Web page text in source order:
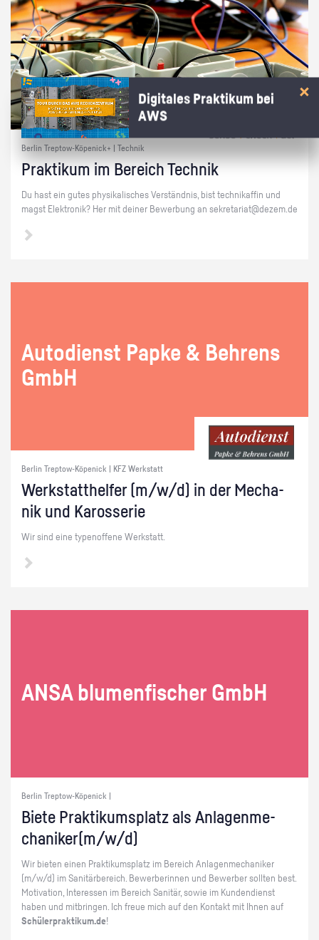
Berlin Treptow-Köpenick+ | Technik
Prak­ti­kum im Be­reich Tech­nik
Du hast ein gutes phy­si­ka­li­sches Ver­ständ­nis, bist tech­ni­kaf­fin und
magst Elek­tro­nik? Her mit dei­ner Be­wer­bung an se­kre­ta­ri­at@​dezem.​de
Au­to­dienst Papke & Beh­rens
GmbH
Berlin Treptow-Köpenick | KFZ Werkstatt
Werk­statt­hel­fer (m/w/d) in der Me­cha­
nik und Ka­ros­se­rie
Wir sind eine ty­pen­of­fe­ne Werk­statt.
ANSA blu­men­fi­scher GmbH
Berlin Treptow-Köpenick |
Biete Prak­ti­kums­platz als An­la­gen­me­
cha­ni­ker(m/w/d)
Wir bie­ten einen Prak­ti­kums­platz im Be­reich An­la­gen­me­cha­ni­ker
(m/w/d) im Sa­ni­tär­be­reich. Be­wer­be­rin­nen und Be­wer­ber soll­ten best.
Mo­ti­va­ti­on, In­ter­es­sen im Be­reich Sa­ni­tär, sowie im Kun­den­dienst
haben und mit­brin­gen. Ich freue mich auf den Kon­takt mit Ihnen auf
Schü­ler­prak­ti­kum.de!
Digitales Praktikum bei
AWS